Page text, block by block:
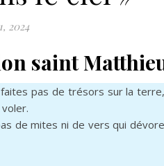
2024
saint
pas de trésors sur la
de mites ni de vers qui